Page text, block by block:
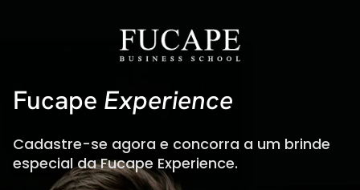
Fucape Experience
Cadastre-se agora e concorra a um brinde
especial da Fucape Experience.